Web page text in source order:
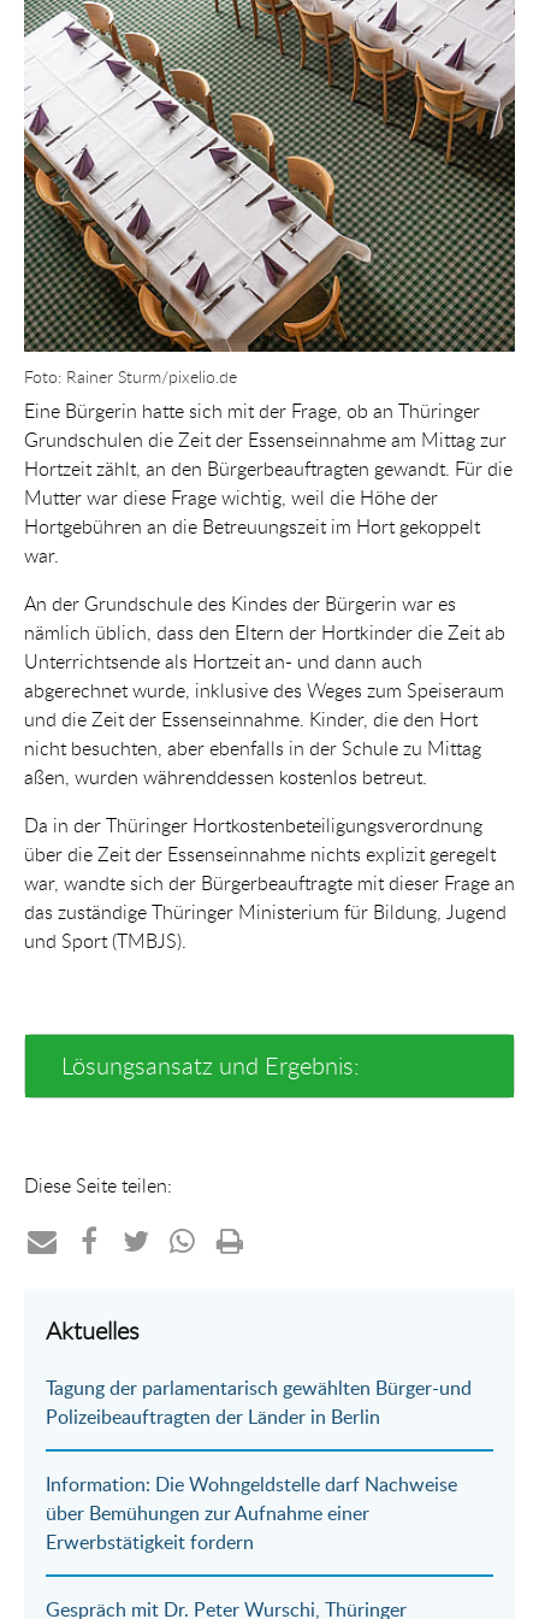
Foto: Rainer Sturm/pixelio.de
Eine Bürgerin hatte sich mit der Frage, ob an Thüringer
Grundschulen die Zeit der Essenseinnahme am Mittag zur
Hortzeit zählt, an den Bürgerbeauftragten gewandt. Für die
Mutter war diese Frage wichtig, weil die Höhe der
Hortgebühren an die Betreuungszeit im Hort gekoppelt
war.
An der Grundschule des Kindes der Bürgerin war es
nämlich üblich, dass den Eltern der Hortkinder die Zeit ab
Unterrichtsende als Hortzeit an- und dann auch
abgerechnet wurde, inklusive des Weges zum Speiseraum
und die Zeit der Essenseinnahme. Kinder, die den Hort
nicht besuchten, aber ebenfalls in der Schule zu Mittag
aßen, wurden währenddessen kostenlos betreut.
Da in der Thüringer Hortkostenbeteiligungsverordnung
über die Zeit der Essenseinnahme nichts explizit geregelt
war, wandte sich der Bürgerbeauftragte mit dieser Frage an
das zuständige Thüringer Ministerium für Bildung, Jugend
und Sport (TMBJS).
Lösungsansatz und Ergebnis:
Diese Seite teilen:
per
Mail
auf
Aktuelles
Tagung der parlamentarisch gewählten Bürger-und
Polizeibeauftragten der Länder in Berlin
Information: Die Wohngeldstelle darf Nachweise
über Bemühungen zur Aufnahme einer
Erwerbstätigkeit fordern
Gespräch mit Dr. Peter Wurschi, Thüringer